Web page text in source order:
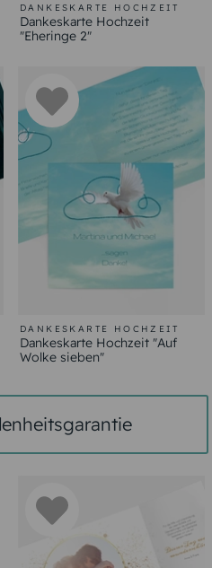
DANKESKARTE HOCHZEIT
Dankeskarte Hochzeit
"Eheringe 2"
DANKESKARTE HOCHZEIT
Dankeskarte Hochzeit "Auf
Wolke sieben"